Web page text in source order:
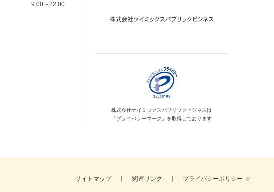
9:00～22:00
株式会社ケイミックス パブリックビジネスは
「プライバシーマーク」を取得しております
サイトマップ 関連リンク プライバシーポリシー